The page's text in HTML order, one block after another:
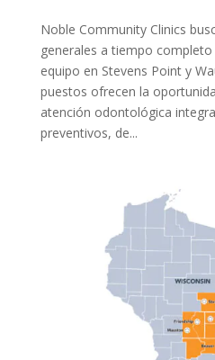
Noble Community Clinics
generales a tiempo
equipo en Stevens Point y
puestos ofrecen la
atención odontológica
preventivos, de...